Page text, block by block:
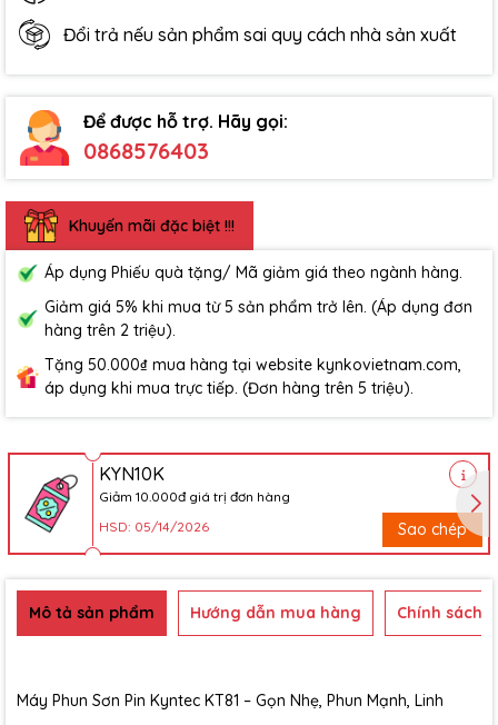
Đổi trả nếu sản phẩm sai quy cách nhà sản xuất
Để được hỗ trợ. Hãy gọi:
0868576403
Khuyến mãi đặc biệt !!!
Áp dụng Phiếu quà tặng/ Mã giảm giá theo ngành hàng.
Giảm giá 5% khi mua từ 5 sản phẩm trở lên. (Áp dụng đơn
hàng trên 2 triệu).
Tặng 50.000₫ mua hàng tại website kynkovietnam.com,
áp dụng khi mua trực tiếp. (Đơn hàng trên 5 triệu).
KYN10K
Giảm 10.000đ giá trị đơn hàng
HSD: 05/14/2026
Sao chép
Mô tả sản phẩm Hướng dẫn mua hàng Chính sách
Máy Phun Sơn Pin Kyntec KT81 – Gọn Nhẹ, Phun Mạnh, Linh